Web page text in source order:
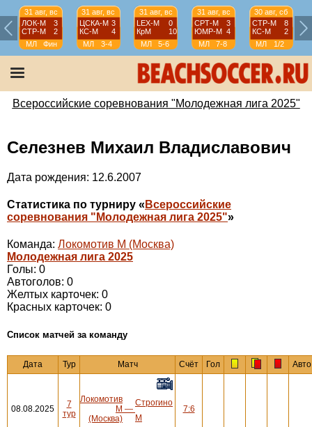
31 авг, вс
ЛОК-М
3
СТР-М
2
МЛ
Фин
31 авг, вс
ЦСКА-М 3
КС-М
4
МЛ
3-4
31 авг, вс
LEX-М
0
КрМ
10
МЛ
5-6
31 авг, вс
СРТ-М
3
ЮМР-М 4
МЛ
7-8
30 авг, сб
СТР-М
8
КС-М
2
МЛ
1/2
Всероссийские соревнования "Молодежная лига 2025"
Селезнев Михаил Владиславович
Дата рождения: 12.6.2007
Статистика по турниру « Всероссийские
соревнования "Молодежная лига 2025"»
Команда: Локомотив М (Москва)
Молодежная лига 2025
Голы: 0
Автоголов: 0
Желтых карточек: 0
Красных карточек: 0
Cписок матчей за команду
Дата Тур Матч Счёт Гол Авто
08.08.2025
7
тур
Локомотив
М
(Москва)
—
Строгино
М
7:6